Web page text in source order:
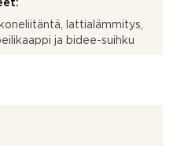
lattialämmitys,
ja bidee-suihku